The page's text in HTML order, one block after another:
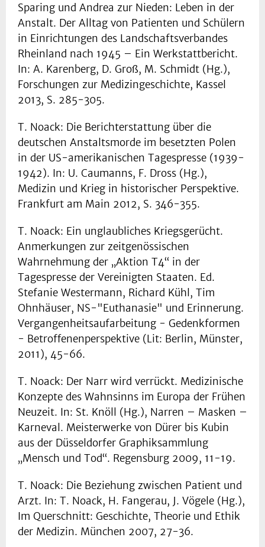
Sparing und Andrea zur Nieden: Leben in der
Anstalt. Der Alltag von Patienten und Schülern
in Einrichtungen des Landschaftsverbandes
Rheinland nach 1945 – Ein Werkstattbericht.
In: A. Karenberg, D. Groß, M. Schmidt (Hg.),
Forschungen zur Medizingeschichte, Kassel
2013, S. 285-305.
T. Noack: Die Berichterstattung über die
deutschen Anstaltsmorde im besetzten Polen
in der US-amerikanischen Tagespresse (1939-
1942). In: U. Caumanns, F. Dross (Hg.),
Medizin und Krieg in historischer Perspektive.
Frankfurt am Main 2012, S. 346-355.
T. Noack: Ein unglaubliches Kriegsgerücht.
Anmerkungen zur zeitgenössischen
Wahrnehmung der „Aktion T4“ in der
Tagespresse der Vereinigten Staaten. Ed.
Stefanie Westermann, Richard Kühl, Tim
Ohnhäuser, NS-"Euthanasie" und Erinnerung.
Vergangenheitsaufarbeitung - Gedenkformen
- Betroffenenperspektive (Lit: Berlin, Münster,
2011), 45-66.
T. Noack: Der Narr wird verrückt. Medizinische
Konzepte des Wahnsinns im Europa der Frühen
Neuzeit. In: St. Knöll (Hg.), Narren – Masken –
Karneval. Meisterwerke von Dürer bis Kubin
aus der Düsseldorfer Graphiksammlung
„Mensch und Tod“. Regensburg 2009, 11-19.
T. Noack: Die Beziehung zwischen Patient und
Arzt. In: T. Noack, H. Fangerau, J. Vögele (Hg.),
Im Querschnitt: Geschichte, Theorie und Ethik
der Medizin. München 2007, 27-36.